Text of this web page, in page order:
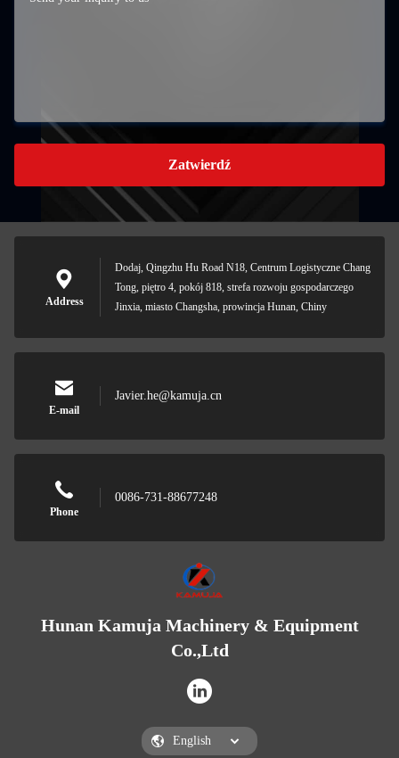
Zatwierdź
Address
Dodaj, Qingzhu Hu Road N18, Centrum Logistyczne Chang
Tong, piętro 4, pokój 818, strefa rozwoju gospodarczego
Jinxia, miasto Changsha, prowincja Hunan, Chiny
E-mail
Javier.he@kamuja.cn
Phone
0086-731-88677248
Hunan Kamuja Machinery & Equipment
Co.,Ltd